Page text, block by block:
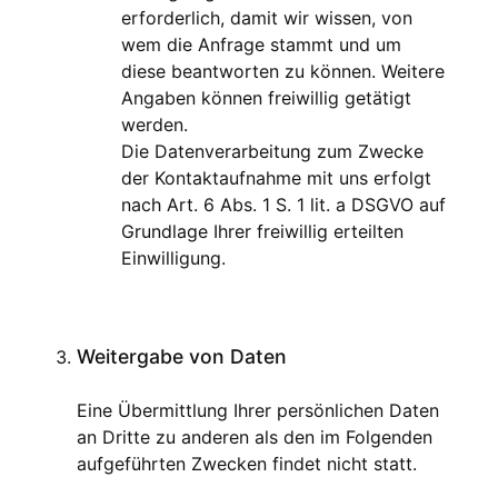
erforderlich, damit wir wissen, von
wem die Anfrage stammt und um
diese beantworten zu können. Weitere
Angaben können freiwillig getätigt
werden.
Die Datenverarbeitung zum Zwecke
der Kontaktaufnahme mit uns erfolgt
nach Art. 6 Abs. 1 S. 1 lit. a DSGVO auf
Grundlage Ihrer freiwillig erteilten
Einwilligung.
Weitergabe von Daten
Eine Übermittlung Ihrer persönlichen Daten
an Dritte zu anderen als den im Folgenden
aufgeführten Zwecken findet nicht statt.